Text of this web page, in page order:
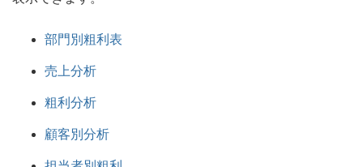
部門別粗利表
売上分析
粗利分析
顧客別分析